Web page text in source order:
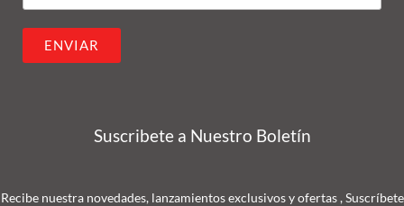
ENVIAR
Suscribete a Nuestro Boletín
Recibe nuestra novedades, lanzamientos exclusivos y ofertas , Suscríbete